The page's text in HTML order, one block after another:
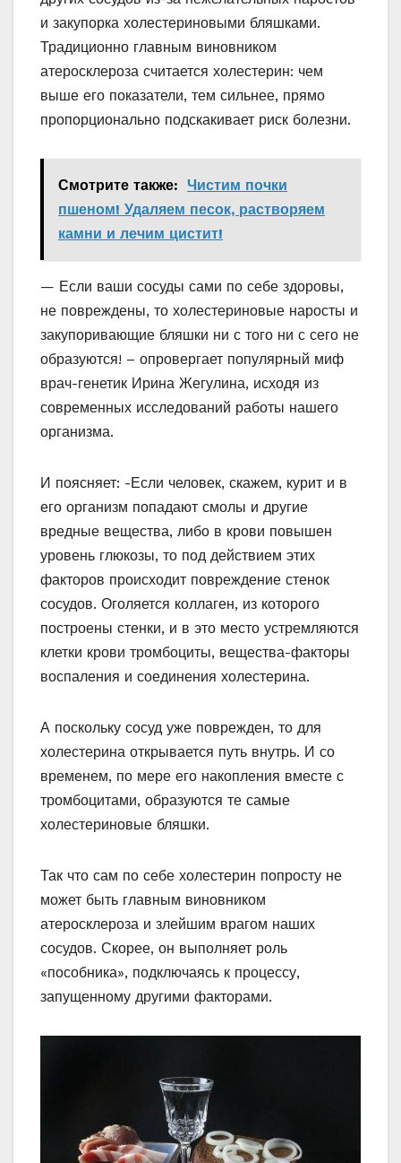
и закупорка холестериновыми бляшками.
Традиционно главным виновником
атеросклероза считается холестерин: чем
выше его показатели, тем сильнее, прямо
пропорционально подскакивает риск болезни.
Смотрите также: Чистим почки
пшеном! Удаляем песок, растворяем
камни и лечим цистит!
— Если ваши сосуды сами по себе здоровы,
не повреждены, то холестериновые наросты и
закупоривающие бляшки ни с того ни с сего не
образуются! – опровергает популярный миф
врач-генетик Ирина Жегулина, исходя из
современных исследований работы нашего
организма.
И поясняет: -Если человек, скажем, курит и в
его организм попадают смолы и другие
вредные вещества, либо в крови повышен
уровень глюкозы, то под действием этих
факторов происходит повреждение стенок
сосудов. Оголяется коллаген, из которого
построены стенки, и в это место устремляются
клетки крови тромбоциты, вещества-факторы
воспаления и соединения холестерина.
А поскольку сосуд уже поврежден, то для
холестерина открывается путь внутрь. И со
временем, по мере его накопления вместе с
тромбоцитами, образуются те самые
холестериновые бляшки.
Так что сам по себе холестерин попросту не
может быть главным виновником
атеросклероза и злейшим врагом наших
сосудов. Скорее, он выполняет роль
«пособника», подключаясь к процессу,
запущенному другими факторами.